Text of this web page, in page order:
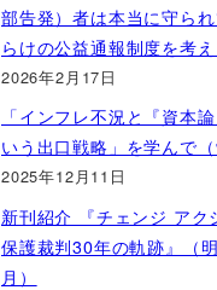
部告発）者は本当に守ら
らけの公益通報制度を考え
2026年2月17日
「インフレ不況と『資本
いう出口戦略」を学んで（
2025年12月11日
新刊紹介 『チェンジ ア
保護裁判30年の軌跡』（
月）